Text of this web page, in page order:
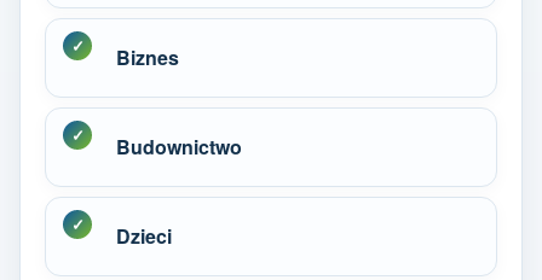
Biznes
Budownictwo
Dzieci